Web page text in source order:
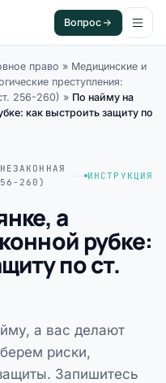
Вопрос
право » Медицинские и
преступления:
256-260) » По найму на
как выстроить защиту по
260)
ИНСТРУКЦИЯ
а
рубке:
по ст.
а вас делают
риски,
Запишитесь